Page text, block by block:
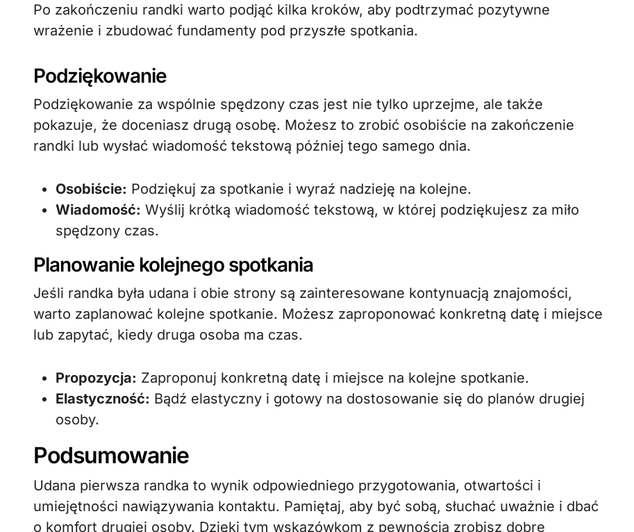
Po zakończeniu randki warto podjąć kilka kroków, aby podtrzymać pozytywne
wrażenie i zbudować fundamenty pod przyszłe spotkania.
Podziękowanie
Podziękowanie za wspólnie spędzony czas jest nie tylko uprzejme, ale także
pokazuje, że doceniasz drugą osobę. Możesz to zrobić osobiście na zakończenie
randki lub wysłać wiadomość tekstową później tego samego dnia.
Osobiście: Podziękuj za spotkanie i wyraź nadzieję na kolejne.
Wiadomość: Wyślij krótką wiadomość tekstową, w której podziękujesz za miło
spędzony czas.
Planowanie kolejnego spotkania
Jeśli randka była udana i obie strony są zainteresowane kontynuacją znajomości,
warto zaplanować kolejne spotkanie. Możesz zaproponować konkretną datę i miejsce
lub zapytać, kiedy druga osoba ma czas.
Propozycja: Zaproponuj konkretną datę i miejsce na kolejne spotkanie.
Elastyczność: Bądź elastyczny i gotowy na dostosowanie się do planów drugiej
osoby.
Podsumowanie
Udana pierwsza randka to wynik odpowiedniego przygotowania, otwartości i
umiejętności nawiązywania kontaktu. Pamiętaj, aby być sobą, słuchać uważnie i dbać
o komfort drugiej osoby. Dzięki tym wskazówkom z pewnością zrobisz dobre